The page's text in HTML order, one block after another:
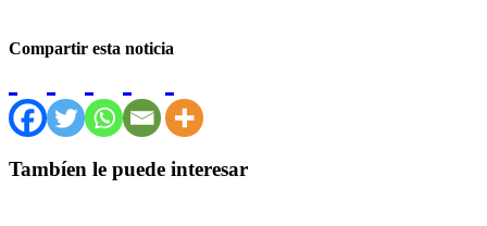
Compartir esta noticia
Tambíen le puede interesar